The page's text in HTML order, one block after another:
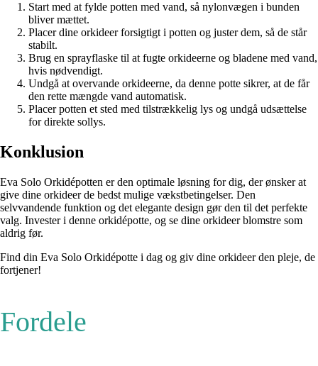
Start med at fylde potten med vand, så nylonvægen i bunden
bliver mættet.
Placer dine orkideer forsigtigt i potten og juster dem, så de står
stabilt.
Brug en sprayflaske til at fugte orkideerne og bladene med vand,
hvis nødvendigt.
Undgå at overvande orkideerne, da denne potte sikrer, at de får
den rette mængde vand automatisk.
Placer potten et sted med tilstrækkelig lys og undgå udsættelse
for direkte sollys.
Konklusion
Eva Solo Orkidépotten er den optimale løsning for dig, der ønsker at
give dine orkideer de bedst mulige vækstbetingelser. Den
selvvandende funktion og det elegante design gør den til det perfekte
valg. Invester i denne orkidépotte, og se dine orkideer blomstre som
aldrig før.
Find din Eva Solo Orkidépotte i dag og giv dine orkideer den pleje, de
fortjener!
Fordele